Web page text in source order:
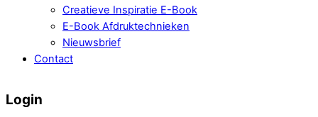
Creatieve Inspiratie E-Book
E-Book Afdruktechnieken
Nieuwsbrief
Contact
Login